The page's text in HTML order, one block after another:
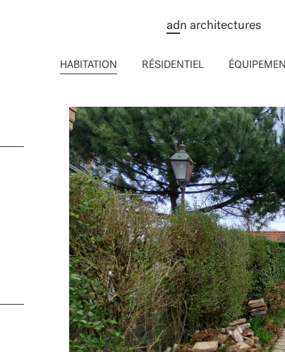
adn architectures
SPO
HABITATION RÉSIDENTIEL